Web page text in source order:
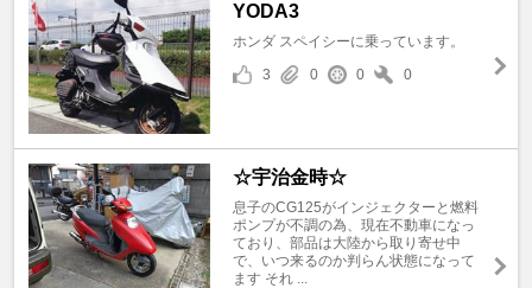
YODA3
ホンダ スペイシーに乗っています。
3
0 0 0
☆宇治金時☆
息子のCG125がインジェクターと燃料
ポンプが不調の為、現在不動車になっ
ており、部品は大陸から取り寄せ中
で、いつ来るのか判らん状態になって
ます それ ...